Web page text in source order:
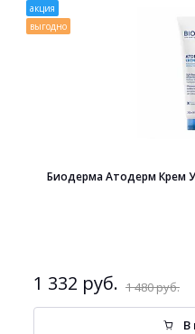
акция
выгодно
Биодерма Атодерм Крем
1 332 руб. 1 480 руб.
В